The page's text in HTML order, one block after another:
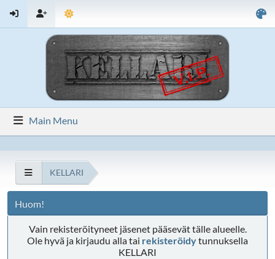
Main Menu
KELLARI
Huom!
Vain rekisteröityneet jäsenet pääsevät tälle alueelle.
Ole hyvä ja kirjaudu alla tai rekisteröidytunnuksella
KELLARI